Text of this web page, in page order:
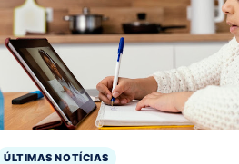
ÚLTIMAS NOTÍCIAS